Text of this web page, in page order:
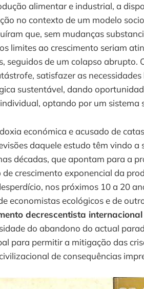
alimentar e industrial, a
no contexto de um modelo
que, sem mudanças
os limites ao crescimento seriam
seguidos de um colapso abrupto.
satisfazer as
sustentável, dando
optando por um sistema
económica e acusado de
daquele estudo têm vindo
décadas, que apontam para a
crescimento exponencial da
nos próximos 10 a 20
economistas ecológicos e de
decrescentista internacional
do abandono do actual
para permitir a mitigação das
de consequências